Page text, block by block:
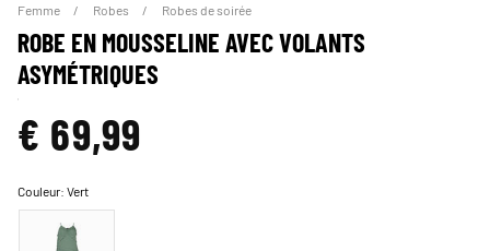
Femme Robes Robes de soirée
ROBE EN MOUSSELINE AVEC VOLANTS
ASYMÉTRIQUES
€ 69,99
Couleur:Vert